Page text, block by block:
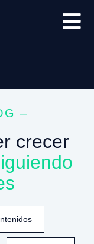
–
crecer